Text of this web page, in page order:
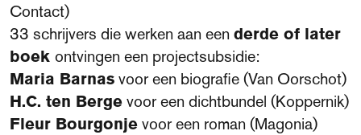
Contact)
33 schrijvers die werken aan een derde of later
boek ontvingen een projectsubsidie:
Maria Barnasvoor een biografie (Van Oorschot)
H.C. ten Bergevoor een dichtbundel (Koppernik)
Fleur Bourgonjevoor een roman (Magonia)